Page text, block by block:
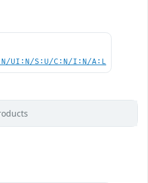
UI:N/S:U/C:N/I:N/A:L